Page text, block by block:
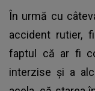
În urmă cu
accident rutier,
faptul că ar fi
interzise și a